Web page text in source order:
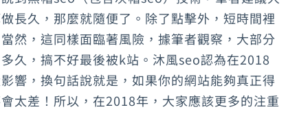
長久，那麼就隨便了。除了點擊外，短時間裡
然，這同樣面臨著風險，據筆者觀察，大部分
久，搞不好最後被k站。沐風seo認為在2018
響，換句話說就是，如果你的網站能夠真正得
太差！所以，在2018年，大家應該更多的注重